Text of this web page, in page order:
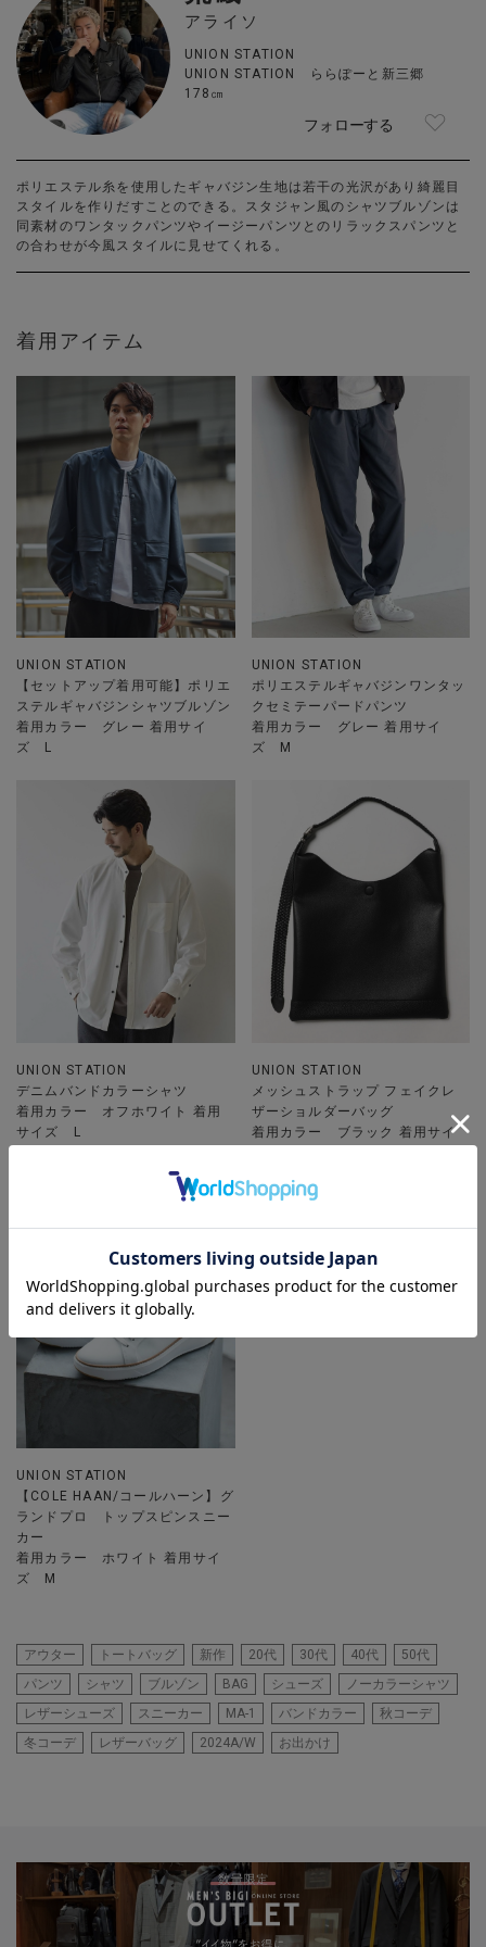
アライソ
UNION STATION
UNION STATION ららぽーと新三郷
178㎝
フォローする
ポリエステル糸を使用したギャバジン生地は若干の光沢があり綺麗目
スタイルを作りだすことのできる。スタジャン風のシャツブルゾンは
同素材のワンタックパンツやイージーパンツとのリラックスパンツと
の合わせが今風スタイルに見せてくれる。
着用アイテム
UNION STATION
【セットアップ着用可能】ポリエ
ステルギャバジンシャツブルゾン
着用カラー グレー 着用サイ
ズ L
UNION STATION
ポリエステルギャバジンワンタッ
クセミテーパードパンツ
着用カラー グレー 着用サイ
ズ M
UNION STATION
デニムバンドカラーシャツ
着用カラー オフホワイト 着用
サイズ L
UNION STATION
メッシュストラップ フェイクレ
ザーショルダーバッグ
着用カラー ブラック 着用サイ
UNION STATION
【COLE HAAN/コールハーン】グ
ランドプロ トップスピンスニー
カー
着用カラー ホワイト 着用サイ
ズ M
アウター トートバッグ 新作 20代 30代 40代
50代
パンツ
シャツ ブルゾン BAG シューズ
ノーカラーシャツ
レザーシューズ
スニーカー MA-1 バンドカラー
秋コーデ
冬コーデ
レザーバッグ 2024A/W お出かけ